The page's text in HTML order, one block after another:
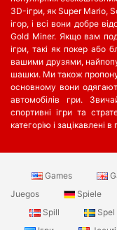
3D-ігри, як Super Mario,
ігор, і всі вони добре
Gold Miner. Якщо вам
ігри, такі як покер або
вашими друзями,
шашки. Ми також
основному вони
автомобілів гри.
спортивні ігри та
категорію і зацікавлені
Games
Juegos
Spiele
Spill
Spel